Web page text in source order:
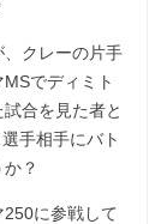
クレーの片手
でディミト
合を見た者と
手相手にバト
？
に参戦して